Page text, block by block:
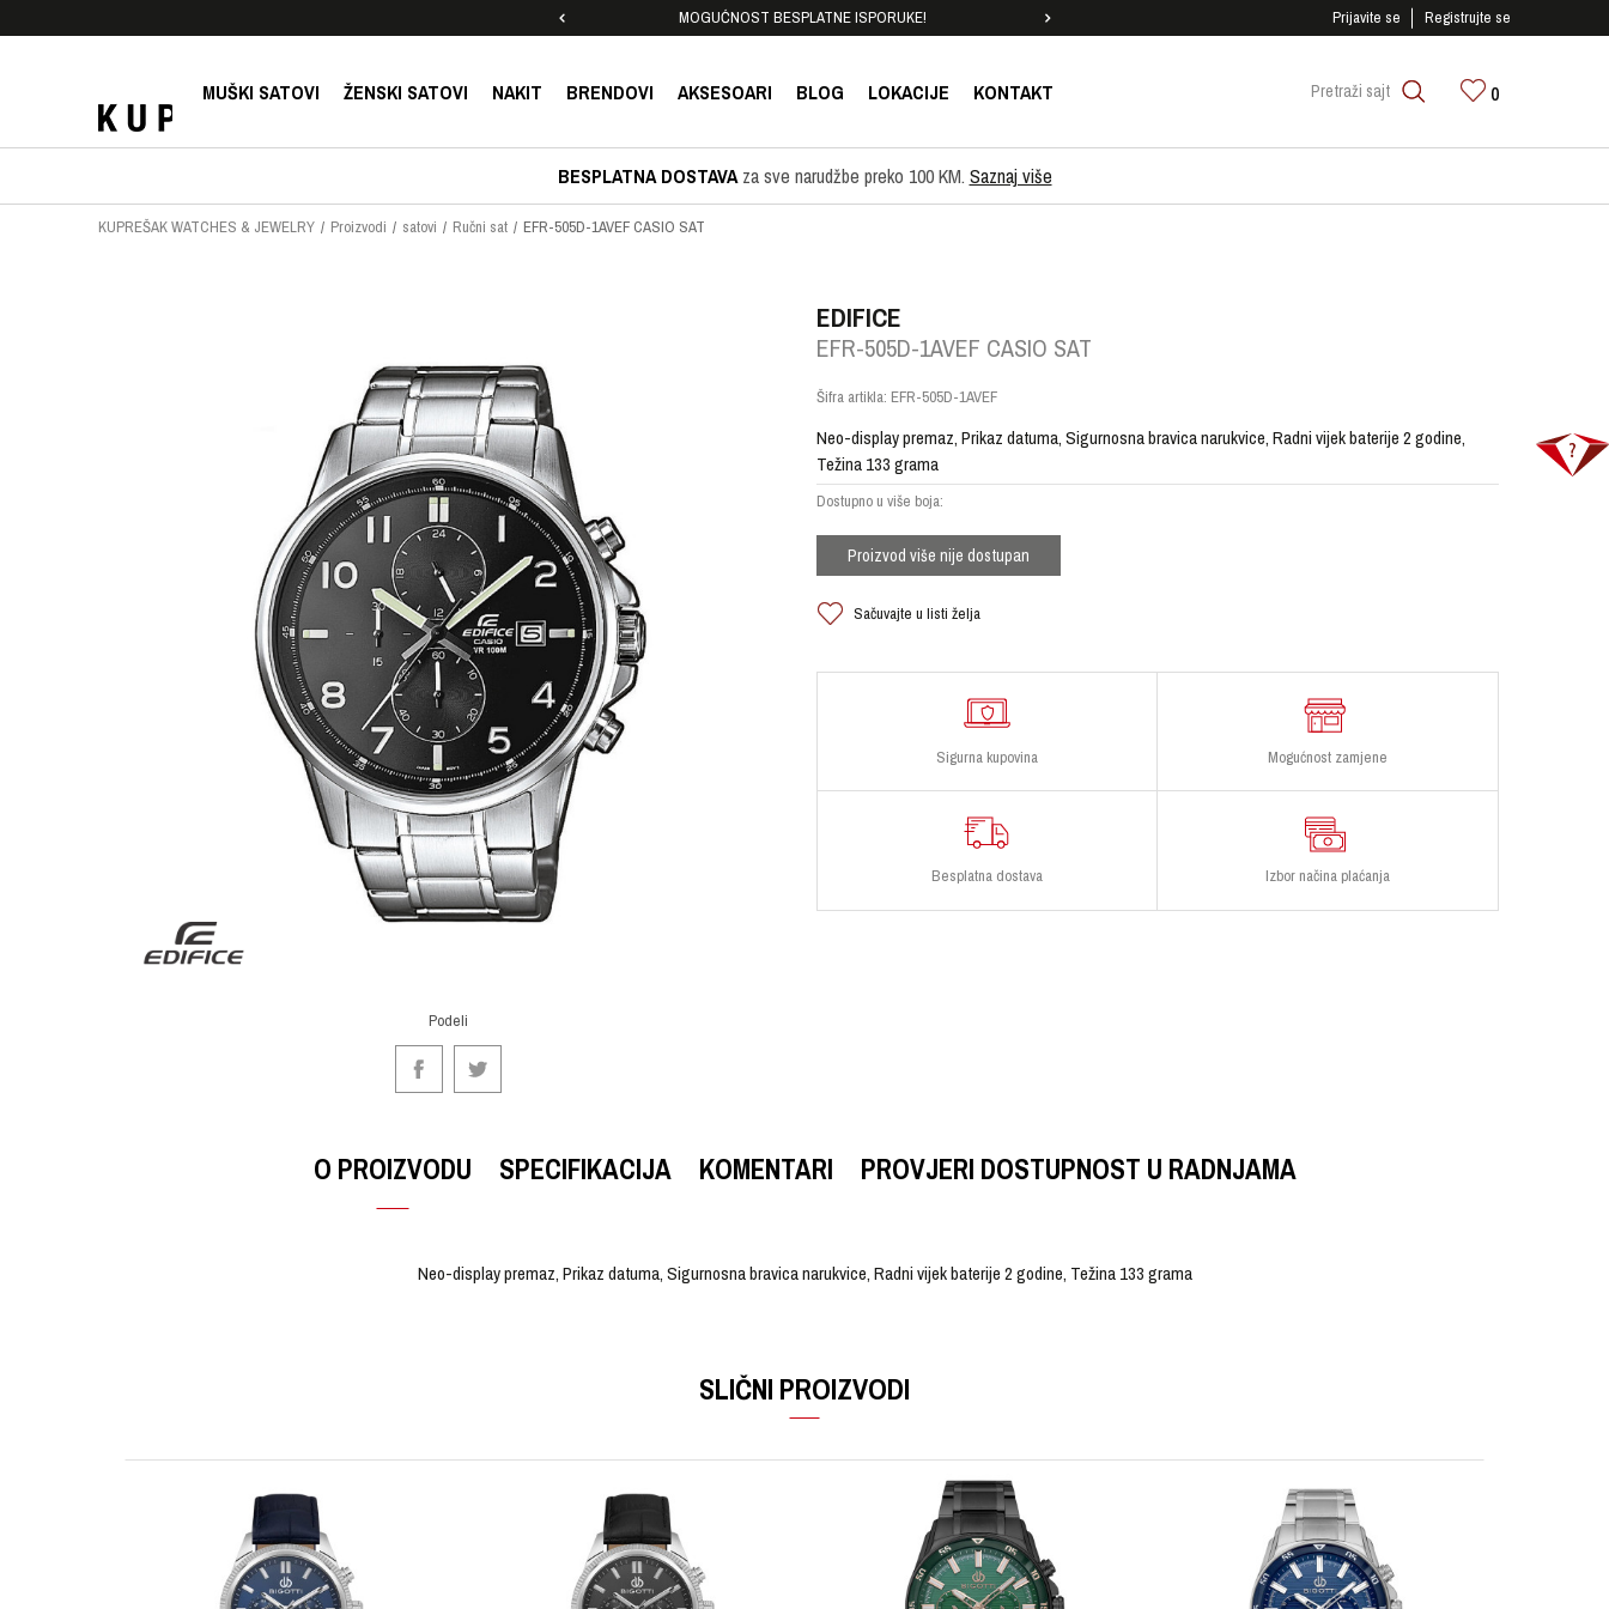
MOGUĆNOST BESPLATNE ISPORUKE! SIGURNO PLAĆANJE PLATNIM KARTICAMA!
Prijavite se Registrujte se
MUŠKI SATOVI ŽENSKI SATOVI NAKIT BRENDOVI AKSESOARI BLOG LOKACIJE KONTAKT Pretraži sajt 0
BESPLATNA DOSTAVAza sve narudžbe preko 100 KM. Saznaj više
KUPREŠAK WATCHES & JEWELRY Proizvodi satovi Ručni sat EFR-505D-1AVEF CASIO SAT
Podeli
EDIFICE
EFR-505D-1AVEF CASIO SAT
Šifra artikla: EFR-505D-1AVEF
Neo-display premaz, Prikaz datuma, Sigurnosna bravica narukvice, Radni vijek baterije 2 godine,
Težina 133 grama
Dostupno u više boja:
Proizvod više nije dostupan
Sačuvajte u listi želja
Sigurna kupovina Mogućnost zamjene
Besplatna dostava Izbor načina plaćanja
O PROIZVODU SPECIFIKACIJA KOMENTARI PROVJERI DOSTUPNOST U RADNJAMA
Neo-display premaz, Prikaz datuma, Sigurnosna bravica narukvice, Radni vijek baterije 2 godine, Težina 133 grama
Muški
Čelik
SLIČNI PROIZVODI